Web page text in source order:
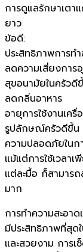
การดูแลรักษาเตา
ยาว
ข้อดี:
ประสิทธิภาพการท
ลดความเสี่ยงการ
สุขอนามัยในครัวดี
ลดกลิ่นอาหาร
อายุการใช้งานเค
รูปลักษณ์ครัวดีขึ้น
ความปลอดภัยในก
แม้แต่การใช้เวลา
แต่ละมื้อ ก็สามาร
มาก
การทำความสะอา
มีประสิทธิภาพที่สุด
และสวยงาม การ